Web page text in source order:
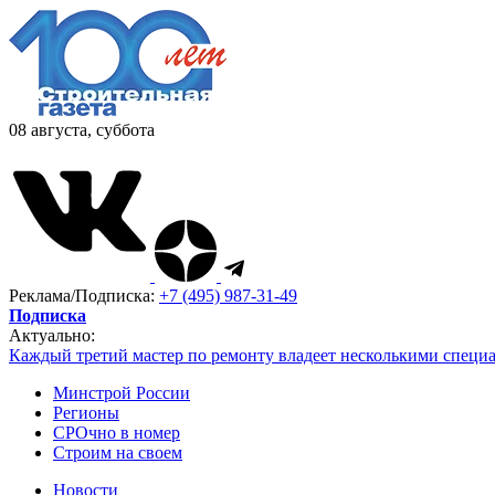
08 августа, суббота
Реклама/Подписка: +7 (495) 987-31-49
Подписка
Актуально:
Каждый третий мастер по ремонту владеет несколькими
Минстрой России
Регионы
СРОчно в номер
Строим на своем
Новости